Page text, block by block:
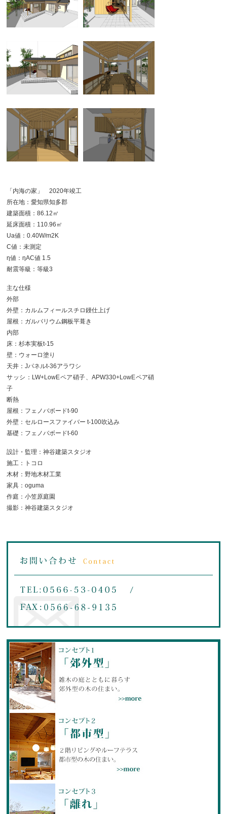
「内海の家」 2020年竣工
所在地：愛知県知多郡
建築面積：86.12㎡
延床面積：110.96㎡
Ua値：0.40W/m2K
C値：未測定
η値：ηAC値 1.5
耐震等級：等級3
主な仕様
外部
外壁：カルムフィールスチロ鏝仕上げ
屋根：ガルバリウム鋼板平葺き
内部
床：杉本実板t-15
壁：ウォーロ塗り
天井：Jパネルt-36アラワシ
サッシ：LW+LowEペア硝子、APW330+LowEペア硝
子
断熱
屋根：フェノバボードt-90
外壁：セルロースファイバー t-100吹込み
基礎：フェノバボードt-60
設計・監理：神谷建築スタジオ
施工：トコロ
木材：野地木材工業
家具：oguma
作庭：小笠原庭園
撮影：神谷建築スタジオ